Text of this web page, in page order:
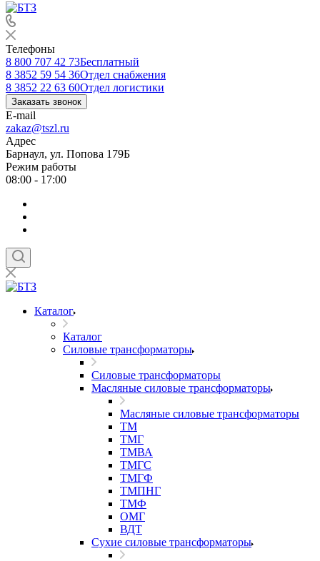
Телефоны
8 800 707 42 73Бесплатный
8 3852 59 54 36Отдел снабжения
8 3852 22 63 60Отдел логистики
Заказать звонок
E-mail
zakaz@tszl.ru
Адрес
Барнаул, ул. Попова 179Б
Режим работы
08:00 - 17:00
Каталог
Каталог
Силовые трансформаторы
Силовые трансформаторы
Масляные силовые трансформаторы
Масляные силовые трансформаторы
ТМ
ТМГ
ТМВА
ТМГС
ТМГФ
ТМПНГ
ТМФ
ОМГ
ВДТ
Сухие силовые трансформаторы